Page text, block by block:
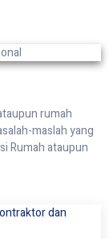
rumah
maslah yang
Rumah ataupun
dan